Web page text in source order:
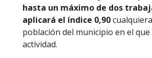
hasta un máximo de dos
aplicará el índice 0,90
población del municipio en el
actividad.